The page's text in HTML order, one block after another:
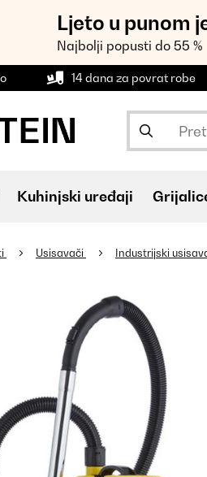
Ljeto u punom
Najbolji popusti do 55 %
14 dana za povrat robe
Kuhinjski uređaji
Usisavači Industrijski